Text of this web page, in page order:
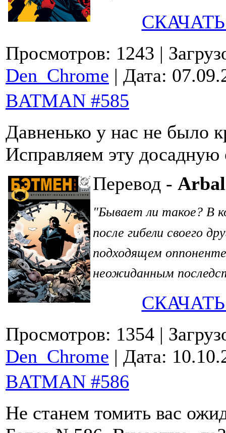
Просмотров: 1243 |
Den_Chrome | Дата:
BATMAN #585
Давненько у нас не было
Исправляем эту
Перевод -
"Бывает ли такое? В
после гибели своего
подходящем
неожиданным
Просмотров: 1354 |
Den_Chrome | Дата:
BATMAN #586
Не станем томить вас